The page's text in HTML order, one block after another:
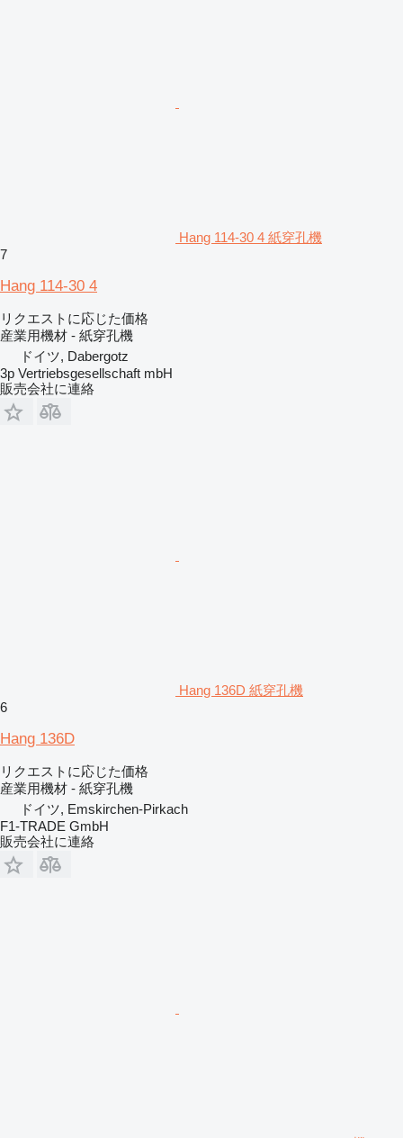
Hang 114-30 4 紙穿孔機
7
Hang 114-30 4
リクエストに応じた価格
産業用機材 - 紙穿孔機
ドイツ, Dabergotz
3p Vertriebsgesellschaft mbH
販売会社に連絡
Hang 136D 紙穿孔機
6
Hang 136D
リクエストに応じた価格
産業用機材 - 紙穿孔機
ドイツ, Emskirchen-Pirkach
F1-TRADE GmbH
販売会社に連絡